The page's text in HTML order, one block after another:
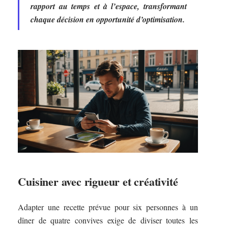
rapport au temps et à l’espace, transformant
chaque décision en opportunité d’optimisation.
Cuisiner avec rigueur et créativité
Adapter une recette prévue pour six personnes à un
dîner de quatre convives exige de diviser toutes les